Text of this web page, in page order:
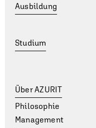
Ausbildung
Studium
Über AZURIT
Philosophie
Management